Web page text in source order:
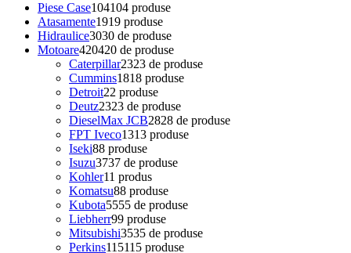
Piese Case104104 produse
Atasamente1919 produse
Hidraulice3030 de produse
Motoare420420 de produse
Caterpillar2323 de produse
Cummins1818 produse
Detroit22 produse
Deutz2323 de produse
DieselMax JCB2828 de produse
FPT Iveco1313 produse
Iseki88 produse
Isuzu3737 de produse
Kohler11 produs
Komatsu88 produse
Kubota5555 de produse
Liebherr99 produse
Mitsubishi3535 de produse
Perkins115115 produse